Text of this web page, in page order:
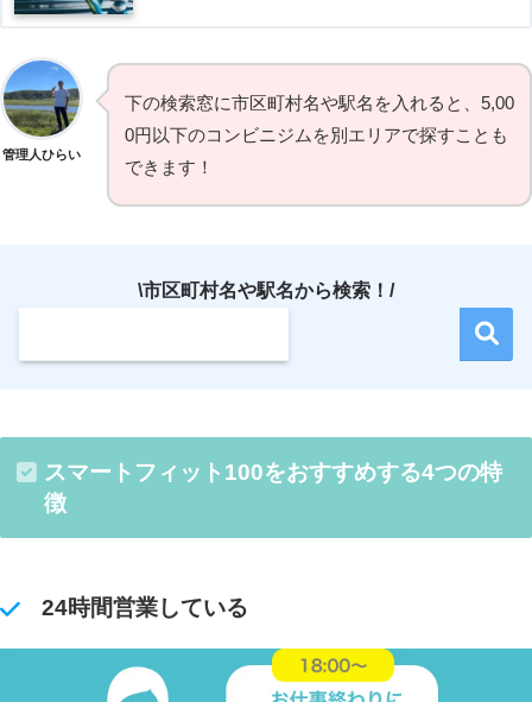
管理人ひらい
下の検索窓に市区町村名や駅名を入れると、5,00
0円以下のコンビニジムを別エリアで探すことも
できます！
\市区町村名や駅名から検索！/
スマートフィット100をおすすめする4つの特
徴
24時間営業している